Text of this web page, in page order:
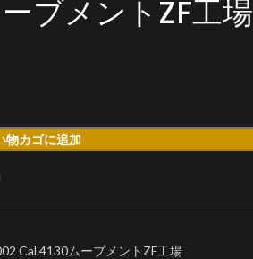
ブメントZF工場
物カゴに追加
Cal.4130ムーブメントZF工場